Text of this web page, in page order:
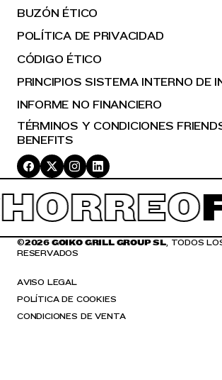
BUZÓN ÉTICO
POLÍTICA DE PRIVACIDAD
CÓDIGO ÉTICO
PRINCIPIOS SISTEMA INTERNO DE
INFORME NO FINANCIERO
TÉRMINOS Y CONDICIONES
BENEFITS
©2026 GOIKO GRILL GROUP SL, TODOS
RESERVADOS
AVISO LEGAL
POLÍTICA DE COOKIES
CONDICIONES DE VENTA